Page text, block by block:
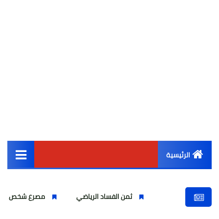
الرئيسية
أخبار مصر
ثمن الفساد الرياضي مصرع شخص واصابة اخرين